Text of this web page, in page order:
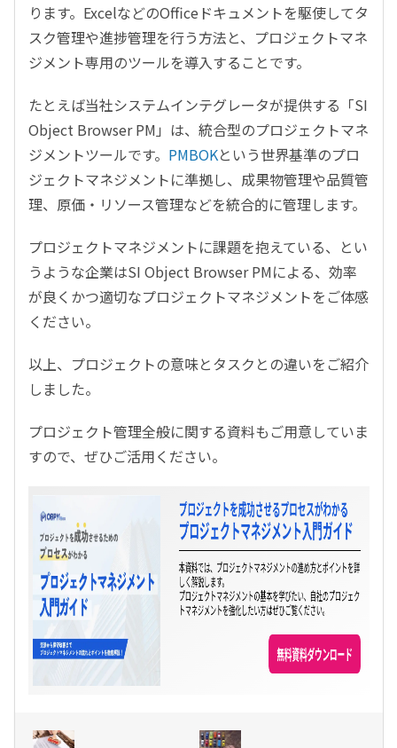
ります。ExcelなどのOfficeドキュメントを駆使してタ
スク管理や進捗管理を行う方法と、プロジェクトマネ
ジメント専用のツールを導入することです。
たとえば当社システムインテグレータが提供する「SI
Object Browser PM」は、統合型のプロジェクトマネ
ジメントツールです。 PMBOKという世界基準のプロ
ジェクトマネジメントに準拠し、成果物管理や品質管
理、原価・リソース管理などを統合的に管理します。
プロジェクトマネジメントに課題を抱えている、とい
うような企業はSI Object Browser PMによる、効率
が良くかつ適切なプロジェクトマネジメントをご体感
ください。
以上、プロジェクトの意味とタスクとの違いをご紹介
しました。
プロジェクト管理全般に関する資料もご用意していま
すので、ぜひご活用ください。